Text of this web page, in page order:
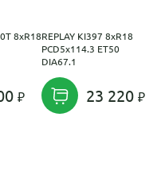
8xR18REPLAY KI397 8xR18
PCD5x114.3 ET50
DIA67.1
23 220